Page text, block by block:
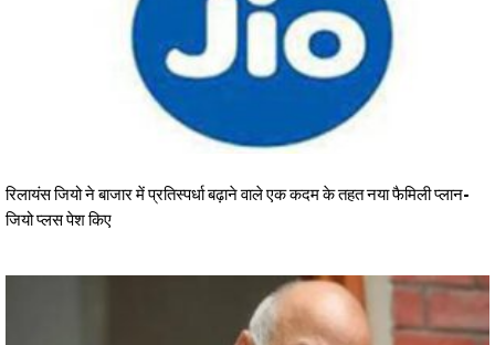
रिलायंस जियो ने बाजार में प्रतिस्पर्धा बढ़ाने वाले एक कदम के तहत नया फैमिली प्लान-
जियो प्लस पेश किए